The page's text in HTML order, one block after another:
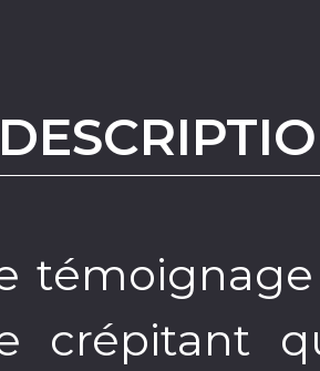
crépitant